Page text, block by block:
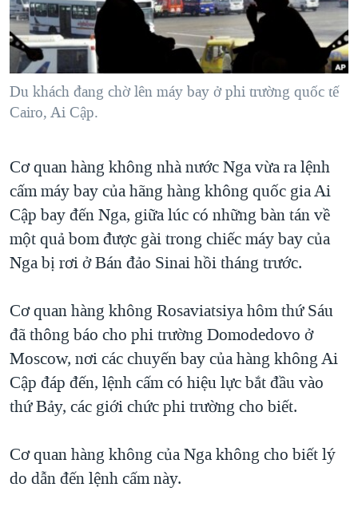
"Tìm"NGƯỜI VIỆT HẢI NGOẠI
ĐỜI SỐNG
KINH TẾ
VĂN HOÁ
THỂ THAO
GIÁO DỤC
TẠI
HÀNH TRÌNH BẦU CỬ 2024
MỘT NĂM CHIẾN TRANH TẠI DẢI GAZA
GIẢI MÃ VÀNH ĐAI & CON ĐƯỜNG
NGÀY TỊ NẠN THẾ GIỚI
GROUND ZERO – XƯA VÀ NAY
CHI PHÍ CHIẾN TRANH AFGHANISTAN
CÁC GIÁ TRỊ CỘNG HÒA Ở VIỆT NAM
THƯỢNG ĐỈNH TRUMP-KIM TẠI VIỆT NAM
NGƯ DÂN VIỆT VÀ LÀN SÓNG TRỘM HẢI SÂM
BÊN KIA QUỐC LỘ: TIẾNG VỌNG TỪ NÔNG THÔN MỸ
QUAN HỆ VIỆT MỸ
VIDEO
NGHE
MẠNG XÃ HỘI
Ngôn ngữ khác
Du khách đang chờ lên máy bay ở phi trường quốc tế
Cairo, Ai Cập.
Cơ quan hàng không nhà nước Nga vừa ra lệnh
cấm máy bay của hãng hàng không quốc gia Ai
Cập bay đến Nga, giữa lúc có những bàn tán về
một quả bom được gài trong chiếc máy bay của
Nga bị rơi ở Bán đảo Sinai hồi tháng trước.
Cơ quan hàng không Rosaviatsiya hôm thứ Sáu
đã thông báo cho phi trường Domodedovo ở
Moscow, nơi các chuyến bay của hàng không Ai
Cập đáp đến, lệnh cấm có hiệu lực bắt đầu vào
thứ Bảy, các giới chức phi trường cho biết.
Cơ quan hàng không của Nga không cho biết lý
do dẫn đến lệnh cấm này.